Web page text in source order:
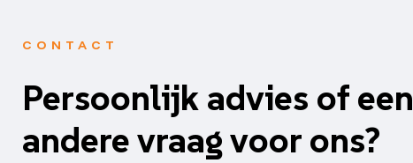
CONTACT
Persoonlijk advies of een
andere vraag voor ons?